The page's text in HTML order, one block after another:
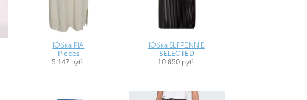
Юбка PIA
Pieces
5 147 руб.
Юбка SLFPENNIE
SELECTED
10 850 руб.